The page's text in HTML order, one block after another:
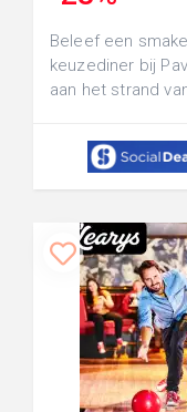
Beleef een
keuzediner bij
aan het strand